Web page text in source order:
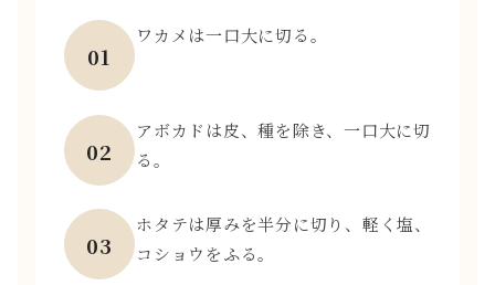
01
ワカメは一口大に切る。
02
アボカドは皮、種を除き、一口大に切
る。
03
ホタテは厚みを半分に切り、軽く塩、
コショウをふる。